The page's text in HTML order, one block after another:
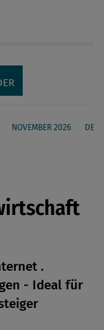
NOVEMBER 2026
teilen
teilen
.
- Ideal für